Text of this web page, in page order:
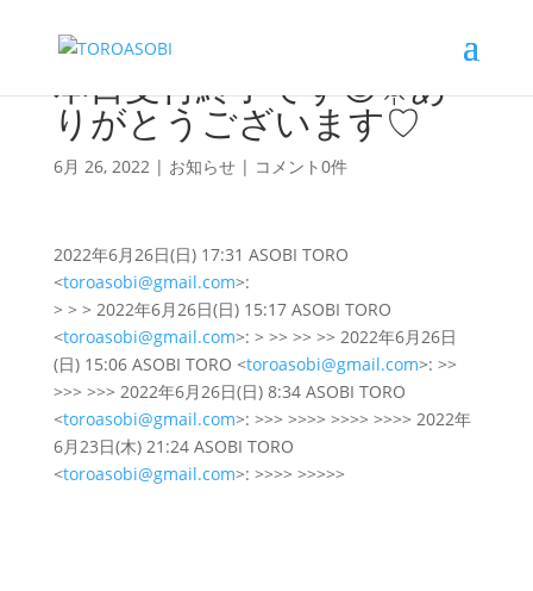
本日受付終了です😎☀️あ
りがとうございます♡
6月 26, 2022| お知らせ| コメント0件
2022年6月26日(日) 17:31 ASOBI TORO
<toroasobi@gmail.com>:
> > > 2022年6月26日(日) 15:17 ASOBI TORO
<toroasobi@gmail.com>: > >> >> >> 2022年6月26日
(日) 15:06 ASOBI TORO <toroasobi@gmail.com>: >>
>>> >>> 2022年6月26日(日) 8:34 ASOBI TORO
<toroasobi@gmail.com>: >>> >>>> >>>> >>>> 2022年
6月23日(木) 21:24 ASOBI TORO
<toroasobi@gmail.com>: >>>> >>>>>